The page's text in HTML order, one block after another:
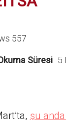
557
Süresi 5
şu anda